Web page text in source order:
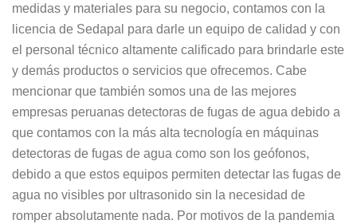
medidas y materiales para su negocio, contamos con la
licencia de Sedapal para darle un equipo de calidad y con
el personal técnico altamente calificado para brindarle este
y demás productos o servicios que ofrecemos. Cabe
mencionar que también somos una de las mejores
empresas peruanas detectoras de fugas de agua debido a
que contamos con la más alta tecnología en máquinas
detectoras de fugas de agua como son los geófonos,
debido a que estos equipos permiten detectar las fugas de
agua no visibles por ultrasonido sin la necesidad de
romper absolutamente nada. Por motivos de la pandemia